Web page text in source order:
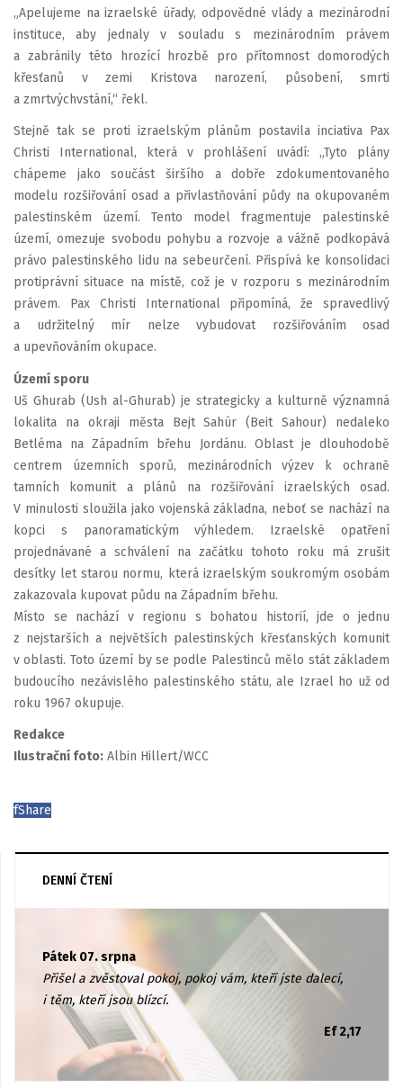
„Apelujeme na izraelské úřady, odpovědné vlády a mezinárodní
instituce, aby jednaly v souladu s mezinárodním právem
a zabránily této hrozící hrozbě pro přítomnost domorodých
křesťanů v zemi Kristova narození, působení, smrti
a zmrtvýchvstání,“ řekl.
Stejně tak se proti izraelským plánům postavila inciativa Pax
Christi International, která v prohlášení uvádí: „Tyto plány
chápeme jako součást širšího a dobře zdokumentovaného
modelu rozšiřování osad a přivlastňování půdy na okupovaném
palestinském území. Tento model fragmentuje palestinské
území, omezuje svobodu pohybu a rozvoje a vážně podkopává
právo palestinského lidu na sebeurčení. Přispívá ke konsolidaci
protiprávní situace na místě, což je v rozporu s mezinárodním
právem. Pax Christi International připomíná, že spravedlivý
a udržitelný mír nelze vybudovat rozšiřováním osad
a upevňováním okupace.
Území sporu
Uš Ghurab (Ush al-Ghurab) je strategicky a kulturně významná
lokalita na okraji města Bejt Sahúr (Beit Sahour) nedaleko
Betléma na Západním břehu Jordánu. Oblast je dlouhodobě
centrem územních sporů, mezinárodních výzev k ochraně
tamních komunit a plánů na rozšiřování izraelských osad.
V minulosti sloužila jako vojenská základna, neboť se nachází na
kopci s panoramatickým výhledem. Izraelské opatření
projednávané a schválení na začátku tohoto roku má zrušit
desítky let starou normu, která izraelským soukromým osobám
zakazovala kupovat půdu na Západním břehu.
Místo se nachází v regionu s bohatou historií, jde o jednu
z nejstarších a největších palestinských křesťanských komunit
v oblasti. Toto území by se podle Palestinců mělo stát základem
budoucího nezávislého palestinského státu, ale Izrael ho už od
roku 1967 okupuje.
Redakce
Ilustrační foto: Albin Hillert/WCC
fShare
DENNÍ ČTENÍ
Pátek 07. srpna
Přišel a zvěstoval pokoj, pokoj vám, kteří jste dalecí,
i těm, kteří jsou blízcí.
Ef 2,17